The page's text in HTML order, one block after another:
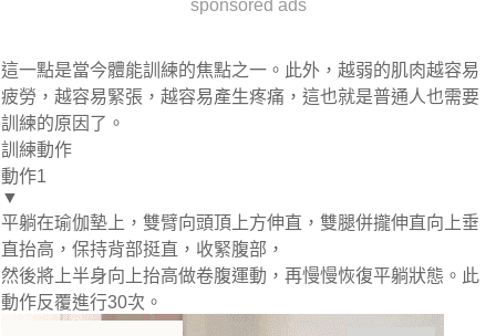
sponsored ads
這一點是當今體能訓練的焦點之一。此外，越弱的肌肉越容易
疲勞，越容易緊張，越容易產生疼痛，這也就是普通人也需要
訓練的原因了。
訓練動作
動作1
▼
平躺在瑜伽墊上，雙臂向頭頂上方伸直，雙腿併攏伸直向上垂
直抬高，保持背部挺直，收緊腹部，
然後將上半身向上抬高做卷腹運動，再慢慢恢復平躺狀態。此
動作反覆進行30次。